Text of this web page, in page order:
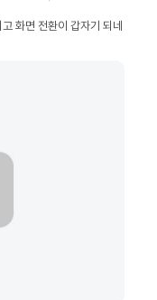
화면 전환이 갑자기 되네